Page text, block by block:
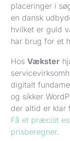
placeringer i
en dansk
hvilket er guld
har brug for et
HosVækster
digitalt
og sikker
der altid er klar
Få et præcist
prisberegner.